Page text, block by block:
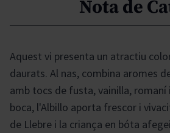
Nota de
Aquest vi presenta un atractiu
daurats. Al nas, combina aromes
amb tocs de fusta, vainilla, romaní
boca, l'Albillo aporta frescor i
de Llebre i la criança en bóta